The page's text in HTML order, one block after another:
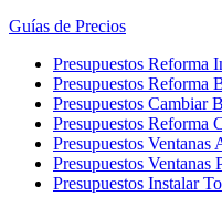
Guías de Precios
Presupuestos Reforma
Presupuestos Reforma
Presupuestos Cambiar
Presupuestos Reforma
Presupuestos Ventanas
Presupuestos Ventanas
Presupuestos Instalar